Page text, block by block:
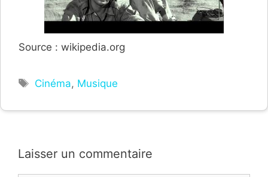
Source : wikipedia.org
Étiquettes
Cinéma, Musique
Laisser un commentaire